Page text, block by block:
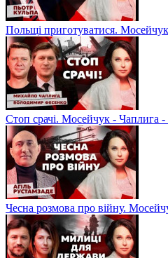
Польщі приготуватися.
Стоп срачі. Мосейчук - Чаплига
Чесна розмова про війну.